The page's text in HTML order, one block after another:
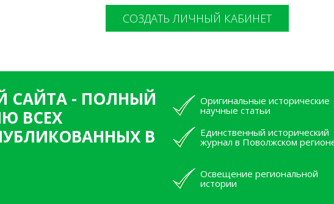
САЙТА - ПОЛНЫЙ
ВСЕХ
В
Оригинальные исторические
научные статьи
Единственный исторический
журнал в Поволжском
Освещение региональной
истории